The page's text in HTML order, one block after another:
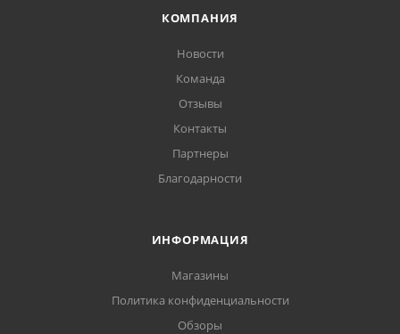
КОМПАНИЯ
Новости
Команда
Отзывы
Контакты
Партнеры
Благодарности
ИНФОРМАЦИЯ
Магазины
Политика конфиденциальности
Обзоры